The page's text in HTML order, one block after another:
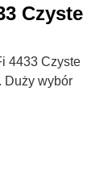
Czyste
4433 Czyste
Duży wybór